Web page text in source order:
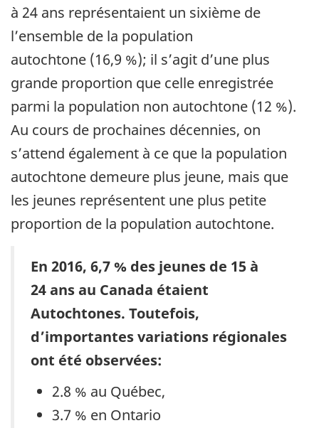
à 24 ans représentaient un sixième de
l’ensemble de la population
autochtone (16,9 %); il s’agit d’une plus
grande proportion que celle enregistrée
parmi la population non autochtone (12 %).
Au cours de prochaines décennies, on
s’attend également à ce que la population
autochtone demeure plus jeune, mais que
les jeunes représentent une plus petite
proportion de la population autochtone.
En 2016, 6,7 % des jeunes de 15 à
24 ans au Canada étaient
Autochtones. Toutefois,
d’importantes variations régionales
ont été observées:
2.8 % au Québec,
3.7 % en Ontario